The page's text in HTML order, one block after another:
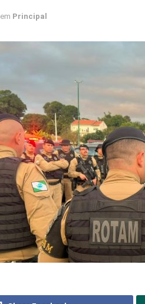
em Principal